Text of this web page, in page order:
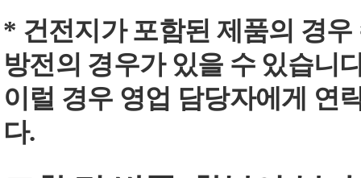
* 건전지가 포함된 제품의 경
방전의 경우가 있을 수 있습니
이럴 경우 영업 담당자에게 연
다.